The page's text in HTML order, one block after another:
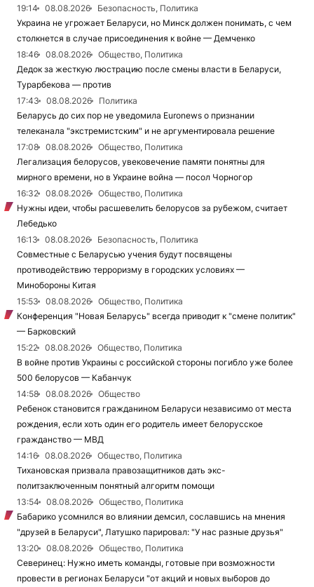
19:14
08.08.2026
Безопасность, Политика
Украина не угрожает Беларуси, но Минск должен понимать, с чем
столкнется в случае присоединения к войне — Демченко
18:46
08.08.2026
Общество, Политика
Дедок за жесткую люстрацию после смены власти в Беларуси,
Турарбекова — против
17:43
08.08.2026
Политика
Беларусь до сих пор не уведомила Euronews о признании
телеканала "экстремистским" и не аргументировала решение
17:08
08.08.2026
Общество, Политика
Легализация белорусов, увековечение памяти понятны для
мирного времени, но в Украине война — посол Чорногор
16:32
08.08.2026
Общество, Политика
Нужны идеи, чтобы расшевелить белорусов за рубежом, считает
Лебедько
16:13
08.08.2026
Безопасность, Политика
Совместные с Беларусью учения будут посвящены
противодействию терроризму в городских условиях —
Минобороны Китая
15:53
08.08.2026
Общество, Политика
Конференция "Новая Беларусь" всегда приводит к "смене политик"
— Барковский
15:22
08.08.2026
Общество, Политика
В войне против Украины с российской стороны погибло уже более
500 белорусов — Кабанчук
14:58
08.08.2026
Общество
Ребенок становится гражданином Беларуси независимо от места
рождения, если хоть один его родитель имеет белорусское
гражданство — МВД
14:16
08.08.2026
Общество, Политика
Тихановская призвала правозащитников дать экс-
политзаключенным понятный алгоритм помощи
13:54
08.08.2026
Общество, Политика
Бабарико усомнился во влиянии демсил, сославшись на мнения
"друзей в Беларуси", Латушко парировал: "У нас разные друзья"
13:20
08.08.2026
Общество, Политика
Северинец: Нужно иметь команды, готовые при возможности
провести в регионах Беларуси "от акций и новых выборов до